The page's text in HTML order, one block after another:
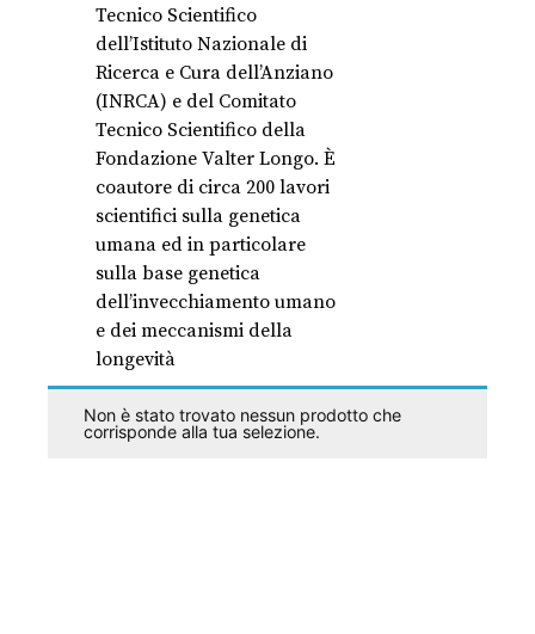
Tecnico Scientifico
dell’Istituto Nazionale di
Ricerca e Cura dell’Anziano
(INRCA) e del Comitato
Tecnico Scientifico della
Fondazione Valter Longo. È
coautore di circa 200 lavori
scientifici sulla genetica
umana ed in particolare
sulla base genetica
dell’invecchiamento umano
e dei meccanismi della
longevità
Non è stato trovato nessun prodotto che
corrisponde alla tua selezione.